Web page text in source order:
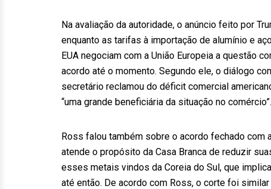
Na avaliação da autoridade, o anúncio feito por
enquanto as tarifas à importação de alumínio e
EUA negociam com a União Europeia a questão
acordo até o momento. Segundo ele, o diálogo
secretário reclamou do déficit comercial
“uma grande beneficiária da situação no comércio”.
Ross falou também sobre o acordo fechado com
atende o propósito da Casa Branca de reduzir
esses metais vindos da Coreia do Sul, que
até então. De acordo com Ross, o corte foi